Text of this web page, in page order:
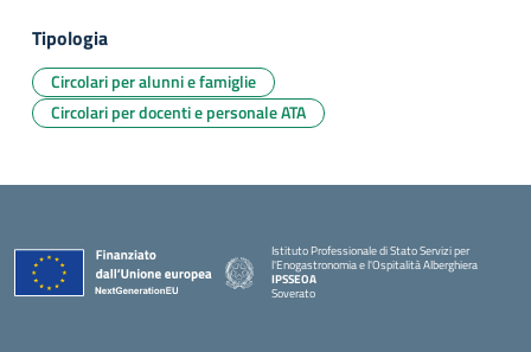
Tipologia
Circolari per alunni e famiglie
Circolari per docenti e personale ATA
Istituto Professionale di Stato Servizi per
l'Enogastronomia e l'Ospitalità Alberghiera
IPSSEOA
Soverato